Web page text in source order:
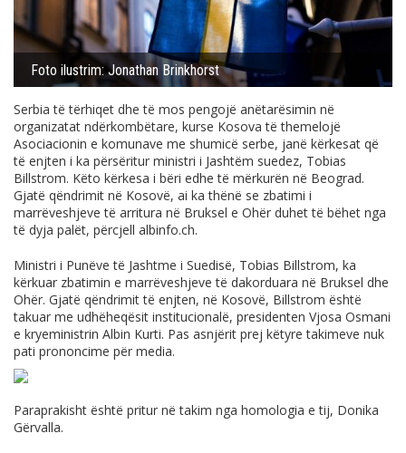
Foto ilustrim: Jonathan Brinkhorst
Serbia të tërhiqet dhe të mos pengojë anëtarësimin në
organizatat ndërkombëtare, kurse Kosova të themelojë
Asociacionin e komunave me shumicë serbe, janë kërkesat që
të enjten i ka përsëritur ministri i Jashtëm suedez, Tobias
Billstrom. Këto kërkesa i bëri edhe të mërkurën në Beograd.
Gjatë qëndrimit në Kosovë, ai ka thënë se zbatimi i
marrëveshjeve të arritura në Bruksel e Ohër duhet të bëhet nga
të dyja palët, përcjell albinfo.ch.
Ministri i Punëve të Jashtme i Suedisë, Tobias Billstrom, ka
kërkuar zbatimin e marrëveshjeve të dakorduara në Bruksel dhe
Ohër. Gjatë qëndrimit të enjten, në Kosovë, Billstrom është
takuar me udhëheqësit institucionalë, presidenten Vjosa Osmani
e kryeministrin Albin Kurti. Pas asnjërit prej këtyre takimeve nuk
pati prononcime për media.
Paraprakisht është pritur në takim nga homologia e tij, Donika
Gërvalla.